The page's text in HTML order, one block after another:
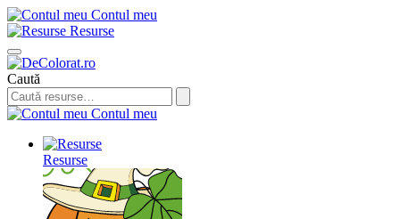
Contul meu
Resurse
Caută
Contul meu
Resurse